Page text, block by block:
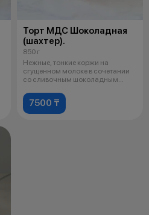
Торт МДС Шоколадная
(шахтер).
850 г
Нежные, тонкие коржи на
сгущенном молоке в сочетании
со сливочным шоколадным
7500 ₸